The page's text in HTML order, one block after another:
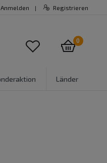
Anmelden | Registrieren
0
Länder